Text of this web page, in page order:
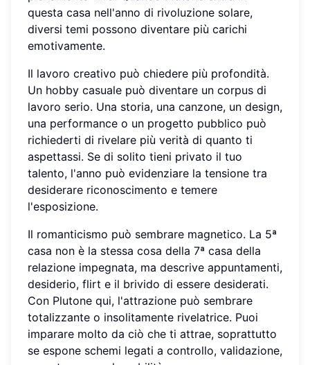
questa casa nell'anno di rivoluzione solare,
diversi temi possono diventare più carichi
emotivamente.
Il lavoro creativo può chiedere più profondità.
Un hobby casuale può diventare un corpus di
lavoro serio. Una storia, una canzone, un design,
una performance o un progetto pubblico può
richiederti di rivelare più verità di quanto ti
aspettassi. Se di solito tieni privato il tuo
talento, l'anno può evidenziare la tensione tra
desiderare riconoscimento e temere
l'esposizione.
Il romanticismo può sembrare magnetico. La 5ª
casa non è la stessa cosa della 7ª casa della
relazione impegnata, ma descrive appuntamenti,
desiderio, flirt e il brivido di essere desiderati.
Con Plutone qui, l'attrazione può sembrare
totalizzante o insolitamente rivelatrice. Puoi
imparare molto da ciò che ti attrae, soprattutto
se espone schemi legati a controllo, validazione,